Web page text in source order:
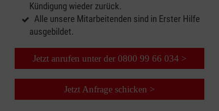
Kündigung wieder zurück.
Alle unsere Mitarbeitenden sind in Erster Hilfe
ausgebildet.
Jetzt anrufen unter der 0800 99 66 034 >
Jetzt Anfrage schicken >